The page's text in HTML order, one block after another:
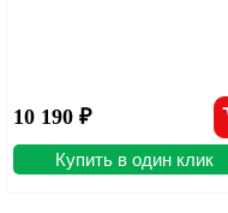
10 190 ₽
Купить в один клик